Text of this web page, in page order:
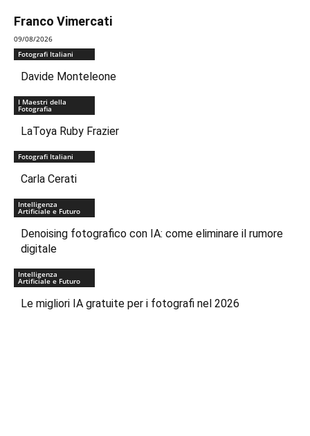
Franco Vimercati
09/08/2026
Fotografi Italiani
Davide Monteleone
I Maestri della
Fotografia
LaToya Ruby Frazier
Fotografi Italiani
Carla Cerati
Intelligenza
Artificiale e Futuro
Denoising fotografico con IA: come eliminare il rumore
digitale
Intelligenza
Artificiale e Futuro
Le migliori IA gratuite per i fotografi nel 2026